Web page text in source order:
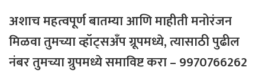
अशाच महत्वपूर्ण बातम्या आणि माहीती मनोरंजन
मिळवा तुमच्या व्हॉट्सअँप ग्रूपमध्ये, त्यासाठीपुढील
नंबरतुमच्याग्रुपमध्येसमाविष्टकरा – 9970766262